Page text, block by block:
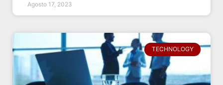
Agosto 17, 2023
TECHNOLOGY